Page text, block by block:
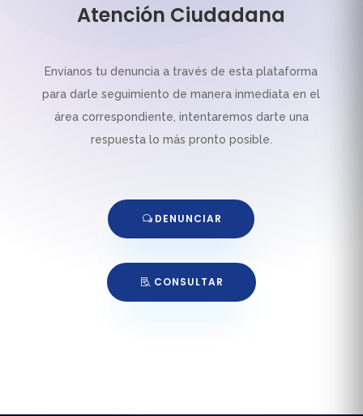
Atención Ciudadana
Envíanos tu denuncia a través de esta plataforma
para darle seguimiento de manera inmediata en el
área correspondiente, intentaremos darte una
respuesta lo más pronto posible.
DENUNCIAR
CONSULTAR